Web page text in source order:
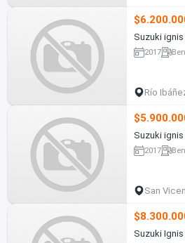
Suzuki ignis
2017
Río
Suzuki ignis
2017
San
Suzuki Ignis